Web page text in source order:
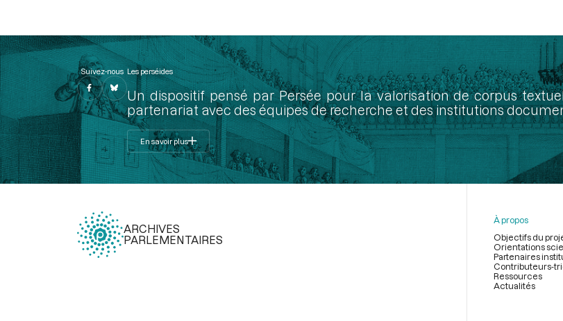
Suivez-nous Les perséides
Un dispositif pensé par Persée pour la valorisation de corpus
partenariat avec des équipes de recherche et des institutions
En savoir plus
ARCHIVES
PARLEMENTAIRES
À propos
Objectifs du
Orientations
Partenaires
Contributeurs-
Ressources
Actualités